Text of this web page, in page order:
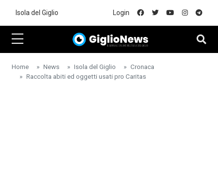
Isola del Giglio Login
Home News Isola del Giglio
Cronaca
Raccolta abiti ed oggetti usati pro Caritas